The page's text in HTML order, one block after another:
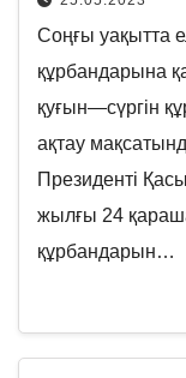
Соңғы уақытта
құрбандарына
қуғын—сүргін
ақтау
Президенті
жылғы 24
құрбандарын…